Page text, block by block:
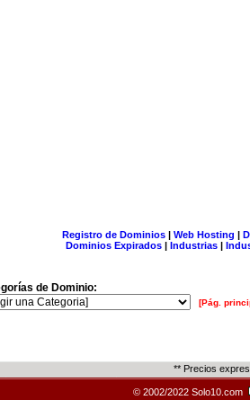
Registro de Dominios| Web Hosting |
Dominios Expirados | Industrias |
de Dominio:
[Pág.
** Precios
© 2002/2022 Solo10.com